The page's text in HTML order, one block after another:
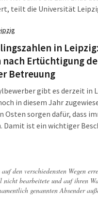
teilt die Universität
der Holtzbrinck
in
nach Ertüchtigung
Betreuung
gibt es derzeit in
in diesem Jahr
Osten sorgen dafür, dass
Damit ist ein wichtiger
den verschiedensten Wegen
bearbeitete und auf ihren
genannten Absender